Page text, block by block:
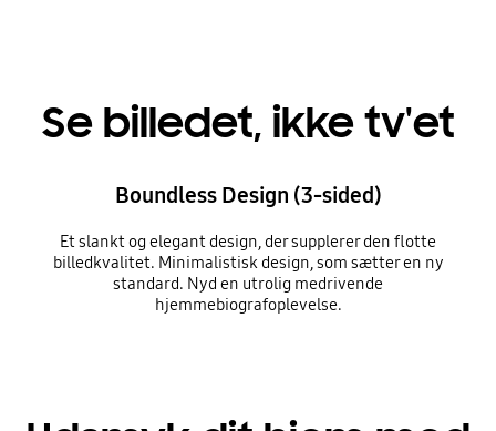
Se billedet, ikke tv'et
Boundless Design (3-sided)
Et slankt og elegant design, der supplerer den flotte
billedkvalitet. Minimalistisk design, som sætter en ny
standard. Nyd en utrolig medrivende
hjemmebiografoplevelse.